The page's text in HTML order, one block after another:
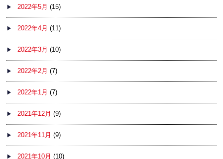
2022年5月 (15)
2022年4月 (11)
2022年3月 (10)
2022年2月 (7)
2022年1月 (7)
2021年12月 (9)
2021年11月 (9)
2021年10月 (10)